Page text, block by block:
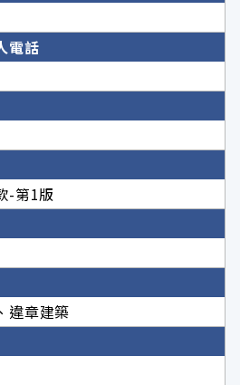
電話
-第1版
違章建築